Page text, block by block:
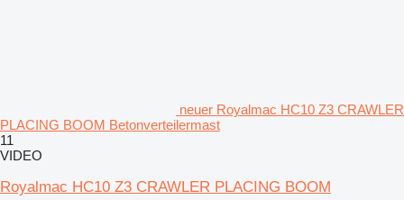
neuer Royalmac HC10 Z3 CRAWLER
PLACING BOOM Betonverteilermast
11
VIDEO
Royalmac HC10 Z3 CRAWLER PLACING BOOM